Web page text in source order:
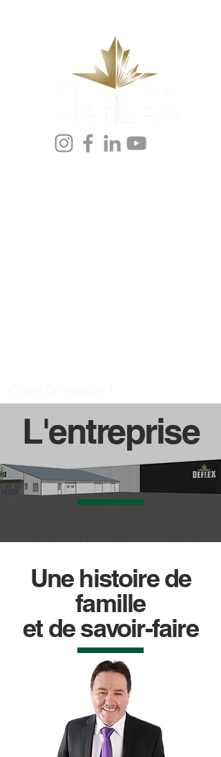
L'entreprise
Une histoire de
famille
et de savoir-faire